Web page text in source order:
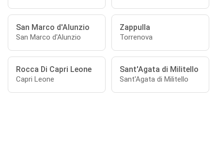
San Marco d'Alunzio
San Marco d'Alunzio
Zappulla
Torrenova
Rocca Di Capri Leone
Capri Leone
Sant'Agata di Militello
Sant'Agata di Militello